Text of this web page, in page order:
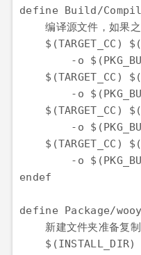
define Build/
编译源文件，如果
$(TARGET_CC)
-o
$(TARGET_CC)
-o
$(TARGET_CC)
-o
$(TARGET_CC)
-o
endef
define Package/
    新建文件夹准备复制
$(INSTALL_DIR)